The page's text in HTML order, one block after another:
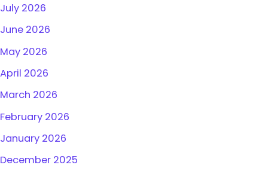
July 2026
June 2026
May 2026
April 2026
March 2026
February 2026
January 2026
December 2025